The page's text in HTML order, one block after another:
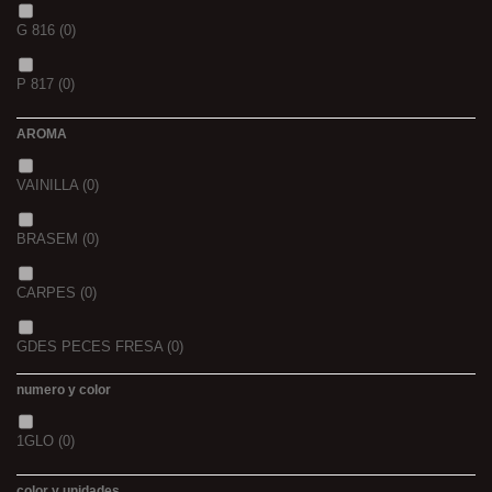
20+10 (0)
1,5
2,3
(0)
(0)
G 816 (0)
P 817 (0)
AROMA
VAINILLA(0)
BRASEM (0)
CARPES (0)
GDES PECES FRESA(0)
GDES. PECES MAIZ
GDES. PECES SCOPEX
numero y color
1GLO (0)